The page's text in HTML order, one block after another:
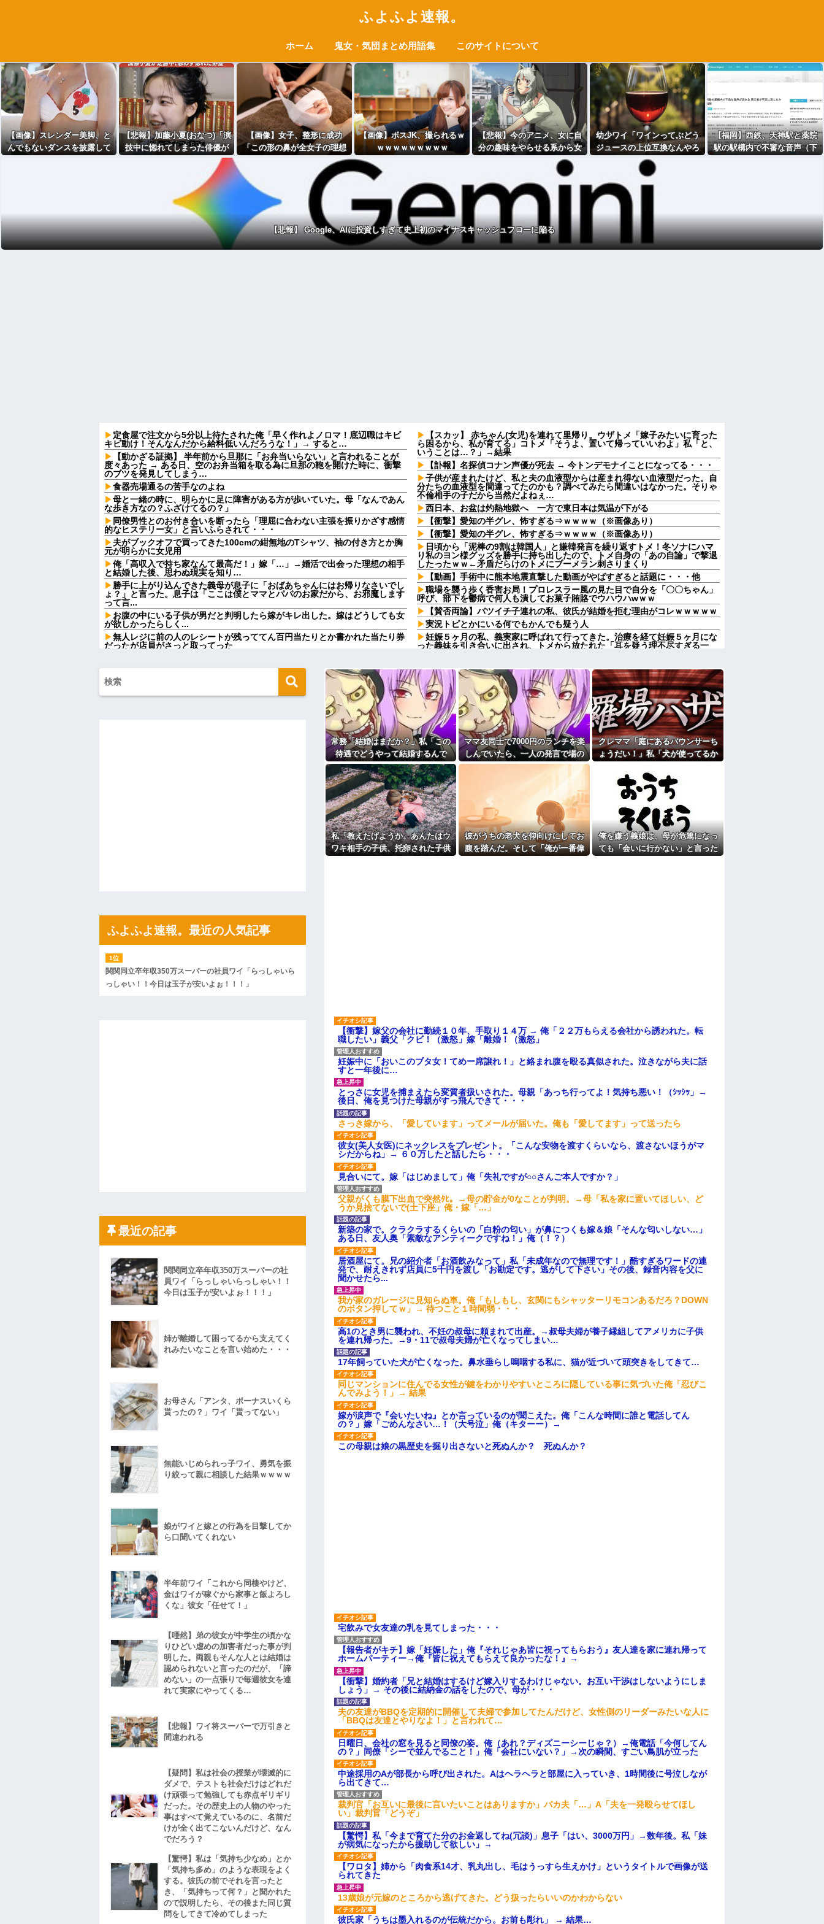
ふよふよ速報。
ホーム 鬼女・気団まとめ用語集 このサイトについて
【画像】スレンダー美脚、と
んでもないダンスを披露して
【悲報】加藤小夏(おなつ)「演
技中に惚れてしまった俳優が
【画像】女子、整形に成功
「この形の鼻が全女子の理想
【画像】ボスJK、撮られるｗ
ｗｗｗｗｗｗｗｗｗ
【悲報】今のアニメ、女に自
分の趣味をやらせる系から女
に池沼役をやらせる系へ変化
幼少ワイ「ワインってぶどう
ジュースの上位互換なんやろ
なぁ」
【福岡】西鉄、天神駅と薬院
駅の駅構内で不審な音声（下
【悲報】 Google、AIに投資しすぎて史上初のマイナスキャッシュフローに陥る
定食屋で注文から5分以上待たされた俺「早く作れよノロマ！底辺職はキビ
キビ動け！そんなんだから給料低いんだろうな！」→ すると…
【動かざる証拠】 半年前から旦那に「お弁当いらない」と言われることが
度々あった → ある日、空のお弁当箱を取る為に旦那の鞄を開けた時に、衝撃
のブツを発見してしまう…
食器売場通るの苦手なのよね
母と一緒の時に、明らかに足に障害がある方が歩いていた。母「なんであん
な歩き方なの？ふざけてるの？」
同僚男性とのお付き合いを断ったら「理屈に合わない主張を振りかざす感情
的なヒステリー女」と言いふらされて・・・
夫がブックオフで買ってきた100cmの紺無地のTシャツ、袖の付き方とか胸
元が明らかに女児用
俺「高収入で持ち家なんて最高だ！」嫁「…」→婚活で出会った理想の相手
と結婚した後、思わぬ現実を知り…
勝手に上がり込んできた義母が息子に「おばあちゃんにはお帰りなさいでし
ょ？」と言った。息子は「ここは僕とママとパパのお家だから、お邪魔します
って言...
お腹の中にいる子供が男だと判明したら嫁がキレ出した。嫁はどうしても女
が欲しかったらしく...
無人レジに前の人のレシートが残っててん百円当たりとか書かれた当たり券
だったが店員がさっと取ってった
てるのかと思い注意しようと振り向こうとしたら耳元でハサミの音がした！...
おばさんの一人旅
有吉「『俺テレビ見ない』って言う奴おかしいだろ。団子屋で『団子食べな
【衝撃画像】中学生「先生！水泳で水着になるのイヤです！」先生「分かっ
た」→結果まさかの『こう』なってしまうw w w w w w w
お前ら急げ！怪しい外人みつけたら法務省にタレコミしてみろ！意外と仕事
【速報】NHK職員が番組出演タレントから性被害！？←コレマジならヤバく
【画像】『菓子パン』だけ食べてる男の部屋、ガチでエグいwwwwww
ワイの妻(35)、町内会の掃除から汗だくで帰宅ｗｗｗｗｗｗ
ハードオフに売っていた4万4000円のフィギュアがヤバすぎるｗｗｗｗｗｗ
私「ちょっと、人の家の金庫触らないでよ！」キチママ『そこに金庫があっ
たから、開けてみようとしただけ☆』義兄「泥は出てけ！二度と来るな！」結
私「初めて飲む味だけどなんのお茶？」彼「ちっ！」私「」
【ネット騒然】惨殺されたタワマン頂き女子のこの動画、すげえええええｗ
ｗｗｗｗｗｗｗｗｗｗ
【愕然】白のクラウン俺氏、高速道路左車線を制限速度で走った結果
wwwwwwwwwwww
百年の恋12-899 食べた量を張り合ってくる
【悲報】佐藤輝明・・・２軍でも盛大にやらかす←あまり悲しませないでく
【スカッ】 赤ちゃん(女児)を連れて里帰り。ウザトメ「嫁子みたいに育った
ら困るから、私が育てる」コトメ「そうよ、置いて帰っていいわよ」私「と、
いうことは…？」→結果
【訃報】名探偵コナン声優が死去 → 今トンデモナイことになってる・・・
子供が産まれたけど、私と夫の血液型からは産まれ得ない血液型だった。自
分たちの血液型を間違ってたのかも？調べてみたら間違いはなかった。そりゃ
不倫相手の子だから当然だよねぇ…
西日本、お盆は灼熱地獄へ 一方で東日本は気温が下がる
【衝撃】愛知の半グレ、怖すぎる⇒ｗｗｗｗ（※画像あり）
【衝撃】愛知の半グレ、怖すぎる⇒ｗｗｗｗ（※画像あり）
日頃から「泥棒の9割は韓国人」と嫌韓発言を繰り返すトメ！冬ソナにハマ
り私のヨン様グッズを勝手に持ち出したので、トメ自身の「あの自論」で撃退
したったｗｗ←矛盾だらけのトメにブーメラン刺さりまくり
【動画】手術中に熊本地震直撃した動画がやばすぎると話題に・・・他
職場を襲う歩く香害お局！プロレスラー風の見た目で自分を「〇〇ちゃん」
呼び、部下を鬱病で何人も潰してお菓子賄賂でウハウハwｗｗ
【賛否両論】バツイチ子連れの私、彼氏が結婚を拒む理由がコレｗｗｗｗｗ
実況トピとかにいる何でもかんでも疑う人
妊娠５ヶ月の私、義実家に呼ばれて行ってきた。治療を経て妊娠５ヶ月にな
った義妹を引き合いに出され、トメから放たれた「耳を疑う理不尽すぎる一
し、２週間後にまた浮気。俺「今度こそ離婚だ」妻「離婚するなら飛び降り
る！」俺「ご自由に＾＾」→結果
取り放題でてんこ盛りにしてるのはまあ見かけるが持ち帰りはなしでしょ
う、、、
女「赤ちゃん抱っこしてみますか～？w」ワイ（やめろおおおおおおおおお
おおおおお）
【画像】このボケて、破壊力ありすぎてクッソワロタｗｗｗｗｗｗｗｗｗ
コトメの結婚式で、知らない間にお祝いの歌を弾き語りする事になってた
旦那の同僚女が旦那の元カノ。なのにしょっちゅうペアで仕事してて遅くま
で残業したり二人で出張に行ったり。なんで「今度の出張は一人で行く」って
嘘つくのかな
休んだ翌日、先輩パートに申し送りあるかと確認したらいきなりキレられ
た。このパートの性格悪くないか？
主な税金の成り立ちを調べてみたよ
常務「結婚はまだか？」私「この
待遇でどうやって結婚するんで
す？」→飲み会で本音を返したら
場が静まり返って…
ママ友同士で7000円のランチを楽
しんでいたら、一人の発言で場の
空気が凍りついた。その理由と
は…
クレママ「庭にあるバウンサーち
ょうだい！」私「犬が使ってるか
からまさかの物音が…
私「教えたげようか。あんたはウ
ワキ相手の子供、托卵された子供
彼がうちの老犬を仰向けにしてお
腹を踏んだ。そして「俺が一番偉
俺を嫌う義娘は、母が危篤になっ
ても「会いに行かない」と言った
【衝撃】嫁父の会社に勤続１０年、手取り１４万 → 俺「２２万もらえる会社から誘われた。転
職したい」義父「クビ！（激怒」嫁「離婚！（激怒」
妊娠中に「おいこのブタ女！てめー席譲れ！」と絡まれ腹を殴る真似された。泣きながら夫に話
すと一年後に…
とっさに女児を捕まえたら変質者扱いされた。母親「あっち行ってよ！気持ち悪い！（ｼｯｼｯ」→
後日、俺を見つけた母親がすっ飛んできて・・・
さっき嫁から、「愛しています」ってメールが届いた。俺も「愛してます」って送ったら
彼女(美人女医)にネックレスをプレゼント。「こんな安物を渡すくらいなら、渡さないほうがマ
シだからね」→ ６０万したと話したら・・・
見合いにて。嫁「はじめまして」俺「失礼ですが○○さんご本人ですか？」
父親がくも膜下出血で突然ﾀﾋ。→母の貯金が0なことが判明。→母「私を家に置いてほしい、ど
うか見捨てないで(土下座」俺・嫁「…」
新築の家で。クラクラするくらいの「白粉の匂い」が鼻につくも嫁＆娘「そんな匂いしない…」
ある日、友人奥「素敵なアンティークですね！」俺（！？）
居酒屋にて。兄の紹介者「お酒飲みなって」私「未成年なので無理です！」酷すぎるワードの連
発で、耐えきれず店員に5千円を渡し「お勘定です。逃がして下さい」その後、録音内容を父に
聞かせたら...
我が家のガレージに見知らぬ車。俺「もしもし、玄関にもシャッターリモコンあるだろ？DOWN
のボタン押してｗ」→ 待つこと１時間弱・・・
高1のとき男に襲われ、不妊の叔母に頼まれて出産。→叔母夫婦が養子縁組してアメリカに子供
を連れ帰った。→9・11で叔母夫婦が亡くなってしまい…
17年飼っていた犬が亡くなった。鼻水垂らし嗚咽する私に、猫が近づいて頭突きをしてきて…
同じマンションに住んでる女性が鍵をわかりやすいところに隠している事に気づいた俺「忍びこ
んでみよう！」→ 結果
嫁が涙声で『会いたいね』とか言っているのが聞こえた。俺「こんな時間に誰と電話してん
の？」嫁「ごめんなさい…！（大号泣」俺（キターー）→
この母親は娘の黒歴史を掘り出さないと死ぬんか？ 死ぬんか？
宅飲みで女友達の乳を見てしまった・・・
【報告者がキチ】嫁「妊娠した」俺『それじゃあ皆に祝ってもらおう』友人達を家に連れ帰って
ホームパーティー→俺『皆に祝えてもらえて良かったな！』→
【衝撃】婚約者「兄と結婚はするけど嫁入りするわけじゃない。お互い干渉はしないようにしま
しょう」→ その後に結納金の話をしたので、母が・・・
夫の友達がBBQを定期的に開催して夫婦で参加してたんだけど、女性側のリーダーみたいな人に
「BBQは友達とやりなよ！」と言われて…
日曜日、会社の窓を見ると同僚の姿。俺（あれ？ディズニーシーじゃ？）→俺電話「今何してん
の？」同僚「シーで並んでること！」俺「会社にいない？」→次の瞬間、すごい鳥肌が立った
中途採用のAが部長から呼び出された。Aはヘラヘラと部屋に入っていき、1時間後に号泣しなが
ら出てきて…
裁判官「お互いに最後に言いたいことはありますか」バカ夫「…」A「夫を一発殴らせてほし
い」裁判官「どうぞ」
【驚愕】私「今まで育てた分のお金返してね(冗談)」息子「はい、3000万円」→数年後。私「妹
が病気になったから援助して欲しい」→
【ワロタ】姉から「肉食系14才、乳丸出し、毛はうっすら生えかけ」というタイトルで画像が送
られてきた
13歳娘が元嫁のところから逃げてきた。どう扱ったらいいのかわからない
彼氏家「うちは墨入れるのが伝統だから。お前も彫れ」 → 結果…
ふよふよ速報。最近の人気記事
関関同立卒年収350万スーパーの社員ワイ「らっしゃいら
っしゃい！！今日は玉子が安いよぉ！！！」
最近の記事
関関同立卒年収350万スーパーの社
員ワイ「らっしゃいらっしゃい！！
今日は玉子が安いよぉ！！！」
姉が離婚して困ってるから支えてく
れみたいなことを言い始めた・・・
お母さん「アンタ、ボーナスいくら
貰ったの？」ワイ「貰ってない」
無能いじめられっ子ワイ、勇気を振
り絞って親に相談した結果ｗｗｗｗ
娘がワイと嫁との行為を目撃してか
ら口聞いてくれない
半年前ワイ「これから同棲やけど、
金はワイが稼ぐから家事と飯よろし
くな」彼女「任せて！」
【唖然】弟の彼女が中学生の頃かな
りひどい虐めの加害者だった事が判
明した。両親もそんな人とは結婚は
認められないと言ったのだが、「諦
めない」の一点張りで毎週彼女を連
れて実家にやってくる…
【悲報】ワイ将スーパーで万引きと
間違われる
【疑問】私は社会の授業が壊滅的に
ダメで、テストも社会だけはどれだ
け頑張って勉強しても赤点ギリギリ
だった。その歴史上の人物のやった
事はすべて覚えているのに、名前だ
けが全く出てこないんだけど、なん
でだろう？
【驚愕】私は「気持ち少なめ」とか
「気持ち多め」のような表現をよく
する。彼氏の前でそれを言ったと
き、「気持ちって何？」と聞かれた
ので説明したら、その後また同じ質
問をしてきて冷めてしまった